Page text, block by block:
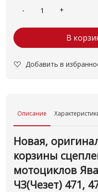
В
Добавить в
Описание
Новая,
корзины
мотоциклов
ЧЗ(Чезет) 471,